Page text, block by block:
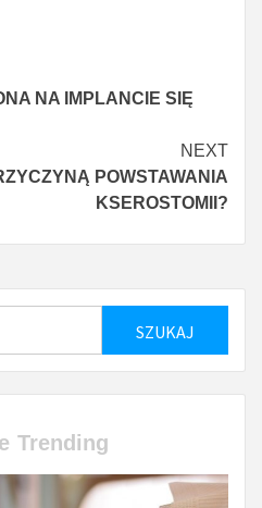
NA IMPLANCIE SIĘ
NEXT
POWSTAWANIA
KSEROSTOMII?
Trending